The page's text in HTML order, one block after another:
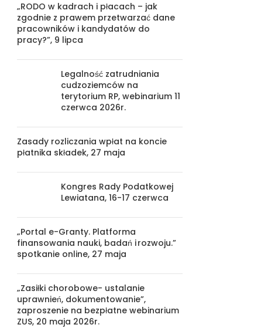
„RODO w kadrach i płacach – jak
zgodnie z prawem przetwarzać dane
pracowników i kandydatów do
pracy?”, 9 lipca
Legalność zatrudniania
cudzoziemców na
terytorium RP, webinarium 11
czerwca 2026r.
Zasady rozliczania wpłat na koncie
płatnika składek, 27 maja
Kongres Rady Podatkowej
Lewiatana, 16-17 czerwca
„Portal e-Granty. Platforma
finansowania nauki, badań i rozwoju.”
spotkanie online, 27 maja
„Zasiłki chorobowe- ustalanie
uprawnień, dokumentowanie”,
zaproszenie na bezpłatne webinarium
ZUS, 20 maja 2026r.